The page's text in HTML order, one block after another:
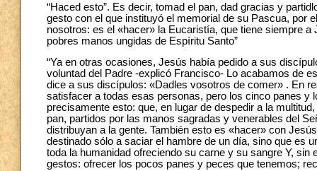
“Haced esto”. Es decir, tomad el pan, dad gracias y
gesto con el que instituyó el memorial de su Pascua, por
nosotros: es el «hacer» la Eucaristía, que tiene siempre
pobres manos ungidas de Espíritu Santo”
“Ya en otras ocasiones, Jesús había pedido a sus
voluntad del Padre -explicó Francisco- Lo acabamos de
dice a sus discípulos: «Dadles vosotros de comer» . En
satisfacer a todas esas personas, pero los cinco panes
precisamente esto: que, en lugar de despedir a la
pan, partidos por las manos sagradas y venerables del
distribuyan a la gente. También esto es «hacer» con
destinado sólo a saciar el hambre de un día, sino que es
toda la humanidad ofreciendo su carne y su sangre Y,
gestos: ofrecer los pocos panes y peces que tenemos;